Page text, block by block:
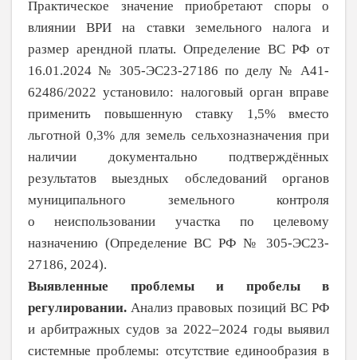
Практическое значение приобретают споры о
влиянии ВРИ на ставки земельного налога и
размер арендной платы. Определе­ние ВС РФ от
16.01.2024 № 305-ЭС23-27186 по делу № А41-
62486/2022 установило: налоговый орган вправе
применить повы­шенную ставку 1,5% вместо
льготной 0,3% для земель сельхозназначения при
наличии документально подтверждённых
результа­тов выездных обследований органов
муниципального земельного контроля
о
неиспользовании участка по
целевому
назначению (Определение ВС РФ № 305-ЭС23-
27186, 2024).
Выявленные проблемы и пробелы в
регулировании. Анализ правовых позиций ВС РФ
и арбитражных судов за 2022–2024 годы выявил
системные проблемы: отсутствие единообразия в